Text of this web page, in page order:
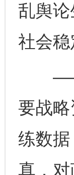
乱舆
社会稳
——危
要战略
练数
真，